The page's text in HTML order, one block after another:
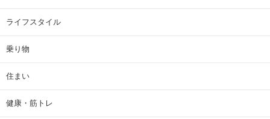
ライフスタイル
乗り物
住まい
健康・筋トレ